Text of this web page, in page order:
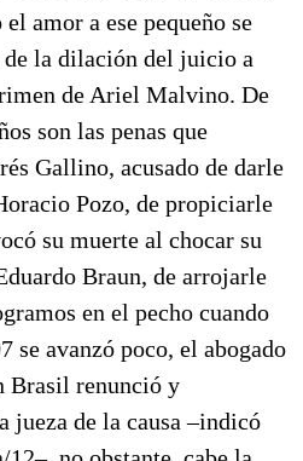
amor a ese pequeño se
de la dilación del juicio a
de Ariel Malvino. De
son las penas que
Gallino, acusado de darle
Pozo, de propiciarle
su muerte al chocar su
Braun, de arrojarle
en el pecho cuando
se avanzó poco, el abogado
Brasil renunció y
jueza de la causa –indicó